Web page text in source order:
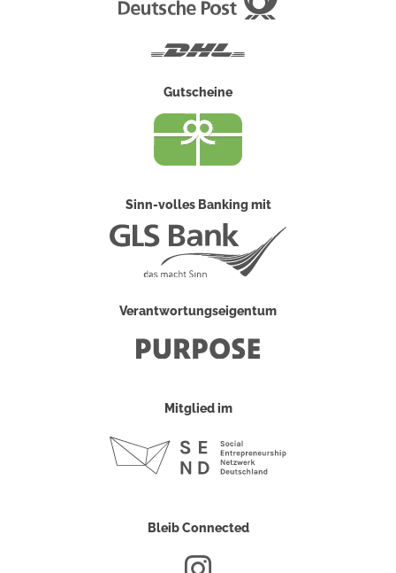
Gutscheine
Sinn-volles Banking mit
Verantwortungseigentum
Mitglied im
Bleib Connected